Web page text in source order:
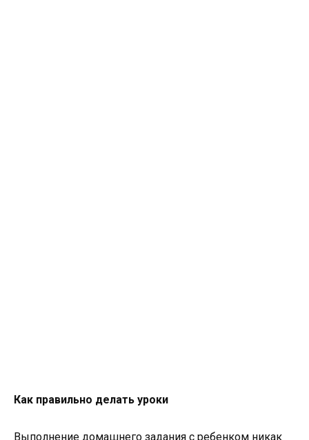
Как правильно делать уроки
Выполнение домашнего задания с ребенком никак